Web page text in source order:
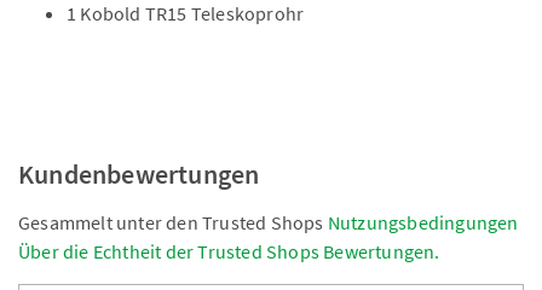
1 Kobold TR15 Teleskoprohr
Kundenbewertungen
Gesammelt unter den Trusted Shops Nutzungsbedingungen
Über die Echtheit der Trusted Shops Bewertungen.